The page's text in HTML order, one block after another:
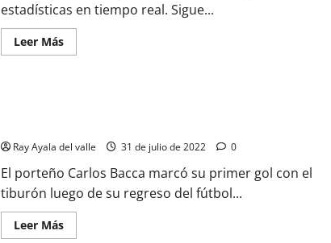
estadísticas en tiempo real. Sigue...
Leer Más
Ray Ayala del valle 31 de julio de 2022 0
El porteño Carlos Bacca marcó su primer gol con el
tiburón luego de su regreso del fútbol...
Leer Más